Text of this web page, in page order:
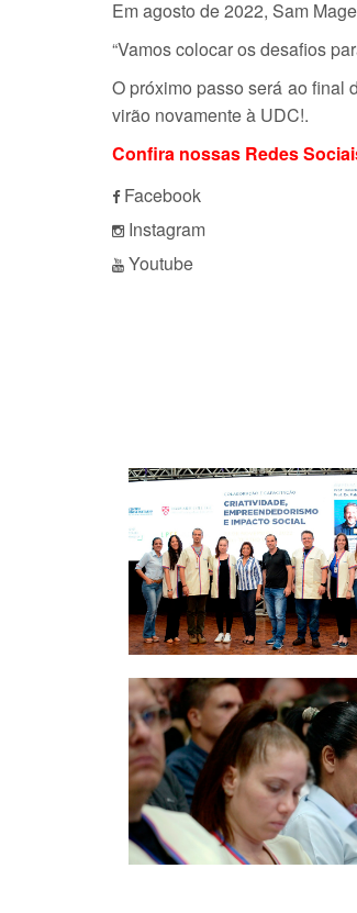
Em agosto de 2022, Sam
“Vamos colocar os desafios
O próximo passo será ao final
virão novamente à UDC!.
Confira nossas Redes
Facebook
Instagram
Youtube